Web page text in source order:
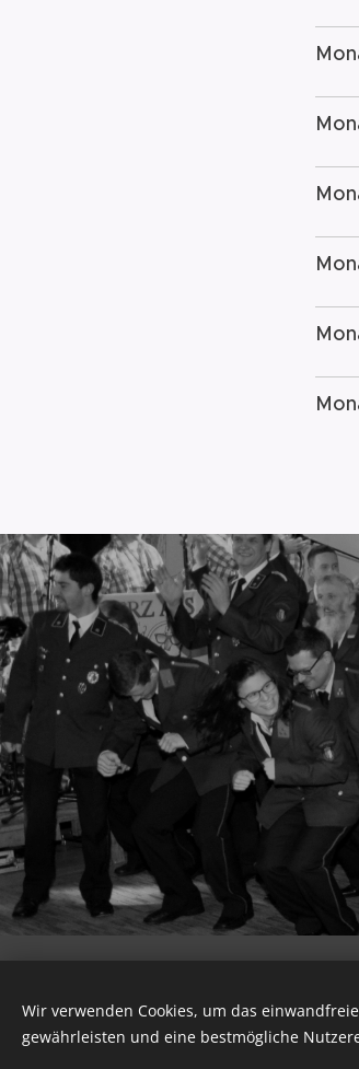
Wir verwenden Cookies, um das
gewährleisten und eine bestmögliche